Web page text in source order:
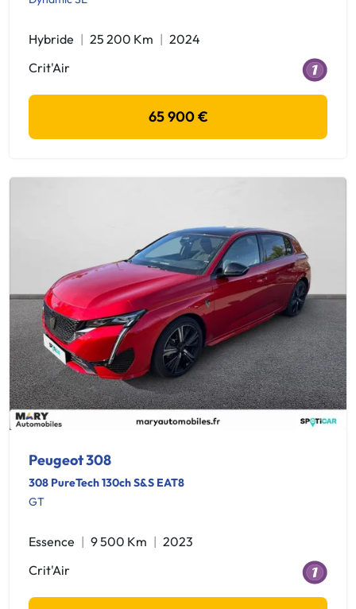
Hybride 25 200 Km
2024
Crit'Air
65 900 €
Peugeot 308
308 PureTech 130ch S&S EAT8
GT
Essence 9 500 Km
2023
Crit'Air